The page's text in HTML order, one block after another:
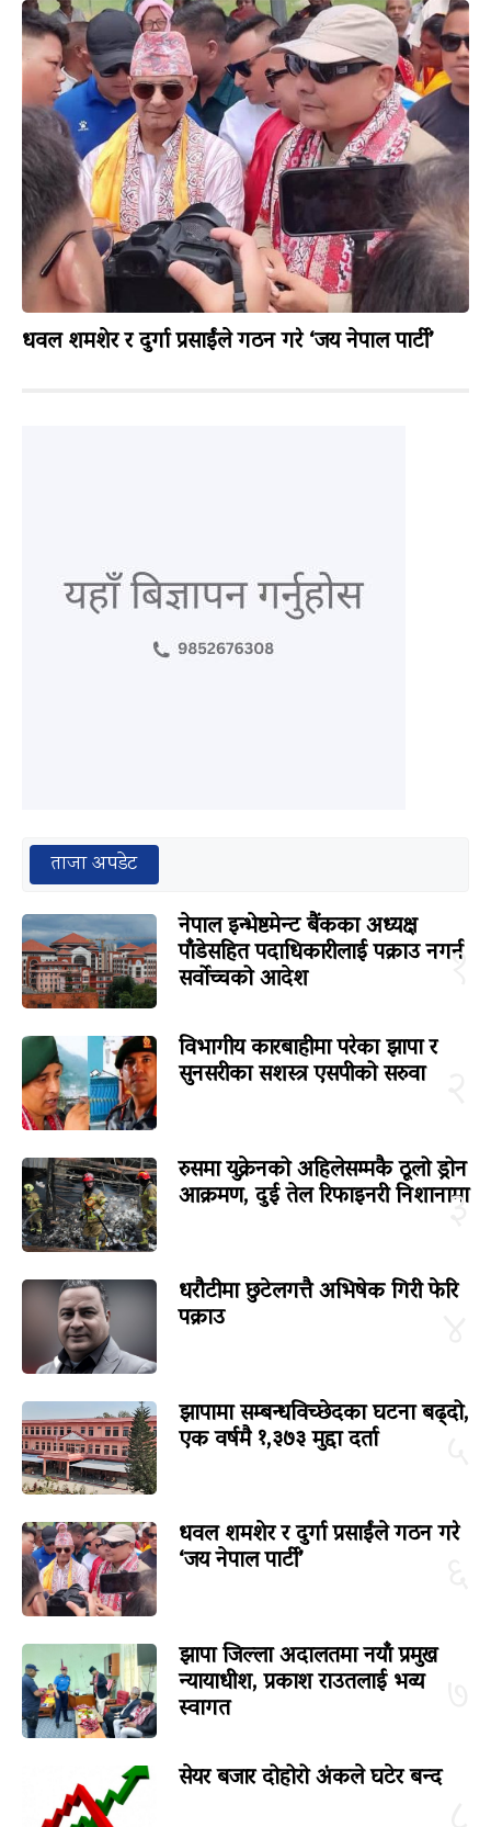
धवल शमशेर र दुर्गा प्रसाईंले गठन गरे ‘जय नेपाल पार्टी’
ताजा अपडेट
१
नेपाल इन्भेष्टमेन्ट बैंकका अध्यक्ष
पाँडेसहित पदाधिकारीलाई पक्राउ नगर्न
सर्वोच्चको आदेश
विभागीय कारबाहीमा परेका झापा र
सुनसरीका सशस्त्र एसपीको सरुवा
३
रुसमा युक्रेनको अहिलेसम्मकै ठूलो ड्रोन
आक्रमण, दुई तेल रिफाइनरी निशानामा
धरौटीमा छुटेलगत्तै अभिषेक गिरी फेरि
पक्राउ
झापामा सम्बन्धविच्छेदका घटना बढ्दो,
एक वर्षमै १,३७३ मुद्दा दर्ता
धवल शमशेर र दुर्गा प्रसाईंले गठन गरे
‘जय नेपाल पार्टी’
झापा जिल्ला अदालतमा नयाँ प्रमुख
न्यायाधीश, प्रकाश राउतलाई भव्य
स्वागत
सेयर बजार दोहोरो अंकले घटेर बन्द